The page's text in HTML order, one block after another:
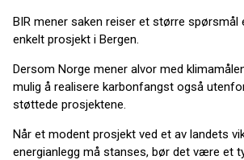
BIR mener saken reiser et større
enkelt prosjekt i Bergen.
Dersom Norge mener alvor med
mulig å realisere karbonfangst også
støttede prosjektene.
Når et modent prosjekt ved et av landets
energianlegg må stanses, bør det være et